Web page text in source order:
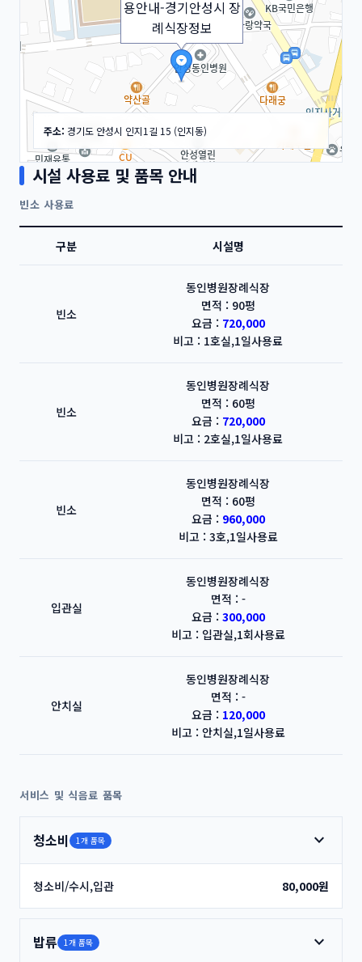
용안내-경기안성시 장
례식장정보
주소: 경기도 안성시 인지1길 15 (인지동)
시설 사용료 및 품목 안내
빈소 사용료
구분 시설명
빈소
동인병원장례식장
면적 : 90평
요금 : 720,000
비고 : 1호실,1일사용료
빈소
동인병원장례식장
면적 : 60평
요금 : 720,000
비고 : 2호실,1일사용료
빈소
동인병원장례식장
면적 : 60평
요금 : 960,000
비고 : 3호,1일사용료
입관실
동인병원장례식장
면적 : -
요금 : 300,000
비고 : 입관실,1회사용료
안치실
동인병원장례식장
면적 : -
요금 : 120,000
비고 : 안치실,1일사용료
서비스 및 식음료 품목
청소비 1개 품목 expand_more
청소비/수시,입관 80,000원
밥류 1개 품목 expand_more